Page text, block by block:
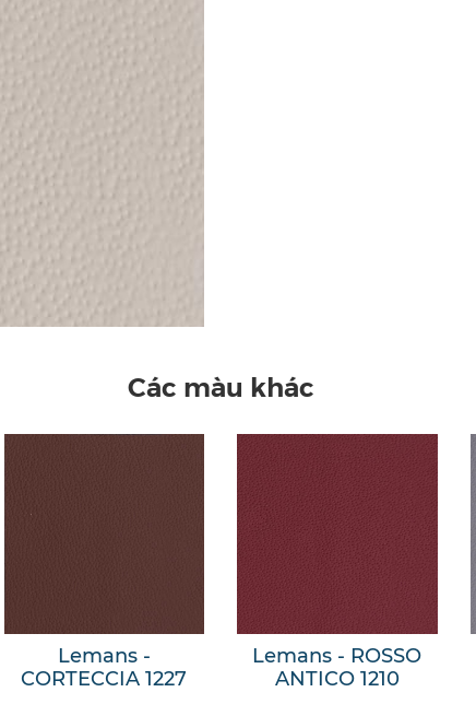
Các màu khác
Lemans -
CORTECCIA 1227
Lemans - ROSSO
ANTICO 1210